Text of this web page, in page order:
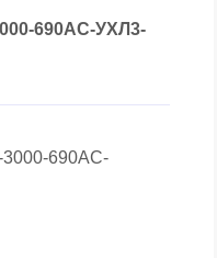
690AC-УХЛ3-